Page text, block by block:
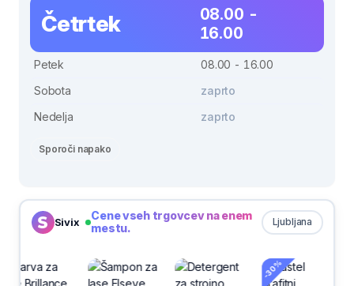
Četrtek
08.00 -
16.00
Petek
08.00 - 16.00
Sobota
zaprto
Nedelja
zaprto
Sporoči napako
Sivix Ljubljana
Cene vseh trgovcev na enem
mestu.
-30%